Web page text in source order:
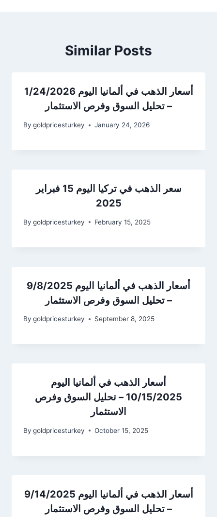
Similar Posts
أسعار الذهب في ألمانيا اليوم 1/24/2026
– تحليل السوق وفرص الاستثمار
By goldpricesturkey January 24, 2026
سعر الذهب في تركيا اليوم 15 فبراير
2025
By goldpricesturkey February 15, 2025
أسعار الذهب في ألمانيا اليوم 9/8/2025
– تحليل السوق وفرص الاستثمار
By goldpricesturkey September 8, 2025
أسعار الذهب في ألمانيا اليوم
10/15/2025 – تحليل السوق وفرص
الاستثمار
By goldpricesturkey October 15, 2025
أسعار الذهب في ألمانيا اليوم 9/14/2025
– تحليل السوق وفرص الاستثمار